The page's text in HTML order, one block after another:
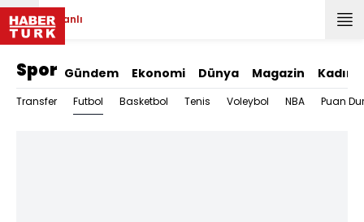
Canlı
Spor Gündem Ekonomi Dünya Magazin Kadın
Transfer Futbol Basketbol Tenis Voleybol NBA Puan